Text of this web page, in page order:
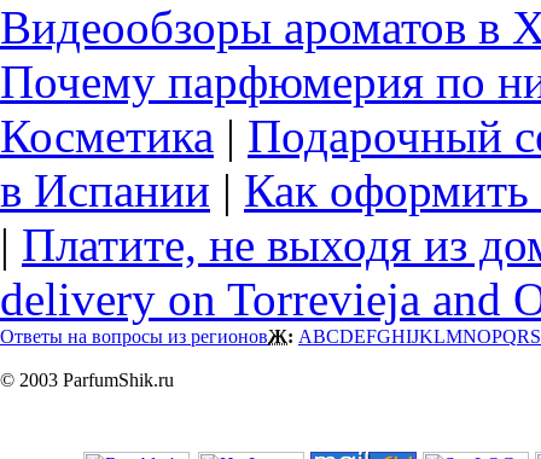
Видеообзоры ароматов в
Почему парфюмерия по
Косметика | Подарочный
в Испании | Как оформить
| Платите, не выходя из
delivery on Torrevieja and
Ответы на вопросы из регионовЖ: ABCDEFGHIJKLMNOPQRS
© 2003 ParfumShik.ru